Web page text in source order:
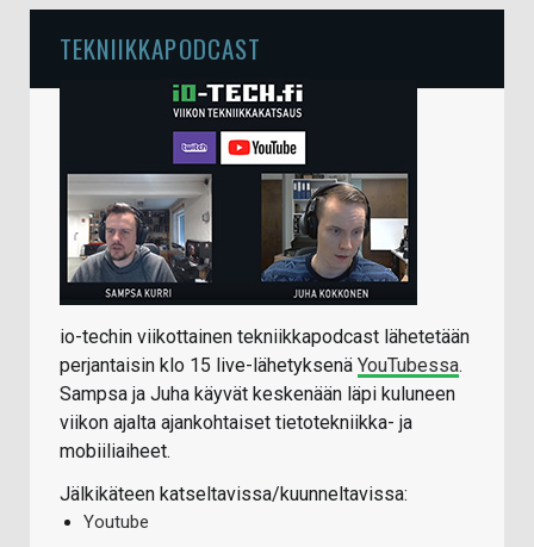
TEKNIIKKAPODCAST
io-techin viikottainen tekniikkapodcast lähetetään
perjantaisin klo 15 live-lähetyksenä YouTubessa.
Sampsa ja Juha käyvät keskenään läpi kuluneen
viikon ajalta ajankohtaiset tietotekniikka- ja
mobiiliaiheet.
Jälkikäteen katseltavissa/kuunneltavissa:
Youtube